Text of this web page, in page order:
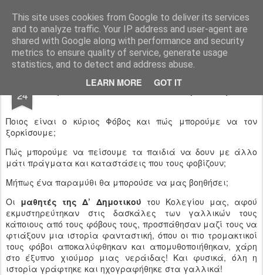
This site uses cookies from Google to deliver its services
and to analyze traffic. Your IP address and user-agent are
shared with Google along with performance and security
metrics to ensure quality of service, generate usage
statistics, and to detect and address abuse.
LEARN MORE GOT IT
Ιδιωτικό Δημοτικό Σχολείο "Ι.Μ.ΔΕΛΑΣΑΛ"
24 &quot;La fée et madame la peur&quot;
Ποιος είναι ο κύριος Φόβος και πώς μπορούμε να τον
ξορκίσουμε;
Πώς μπορούμε να πείσουμε τα παιδιά να δουν με άλλο
μάτι πράγματα και καταστάσεις που τους φοβίζουν;
Μήπως ένα παραμύθι θα μπορούσε να μας βοηθήσει;
Οι μαθητές της Δ’ Δημοτικού του Κολεγίου μας, αφού
εκμυστηρεύτηκαν στις δασκάλες των γαλλικών τους
κάποιους από τους φόβους τους, προσπάθησαν μαζί τους να
φτιάξουν μια ιστορία φανταστική, όπου οι πιο τρομακτικοί
τους φόβοι αποκαλύφθηκαν και απομυθοποιήθηκαν, χάρη
στο έξυπνο χιούμορ μιας νεράιδας! Και φυσικά, όλη η
ιστορία γράφτηκε και ηχογραφήθηκε στα γαλλικά!